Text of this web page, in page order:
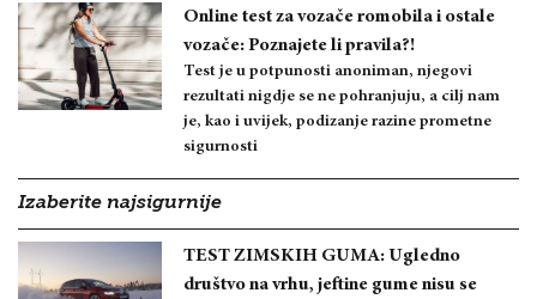
Online test za vozače romobila i ostale
vozače: Poznajete li pravila?!
Test je u potpunosti anoniman, njegovi
rezultati nigdje se ne pohranjuju, a cilj nam
je, kao i uvijek, podizanje razine prometne
sigurnosti
Izaberite najsigurnije
TEST ZIMSKIH GUMA: Ugledno
društvo na vrhu, jeftine gume nisu se